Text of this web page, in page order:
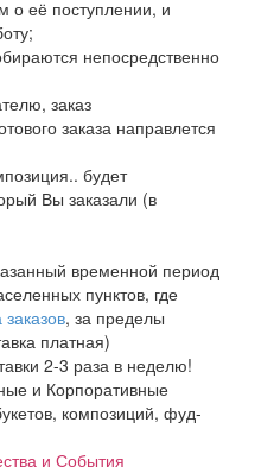
о её поступлении, и
непосредственно
заказ
заказа направлется
будет
Вы заказали (в
временной период
пунктов, где
, за пределы
платная)
2-3 раза в неделю!
и Корпоративные
композиций, фуд-
и События